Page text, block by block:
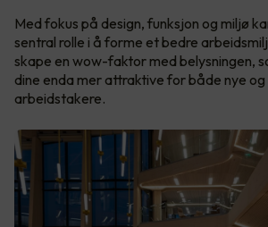
Med fokus på design, funksjon og miljø
sentral rolle i å forme et bedre
skape en wow-faktor med belysningen,
dine enda mer attraktive for både nye
arbeidstakere.